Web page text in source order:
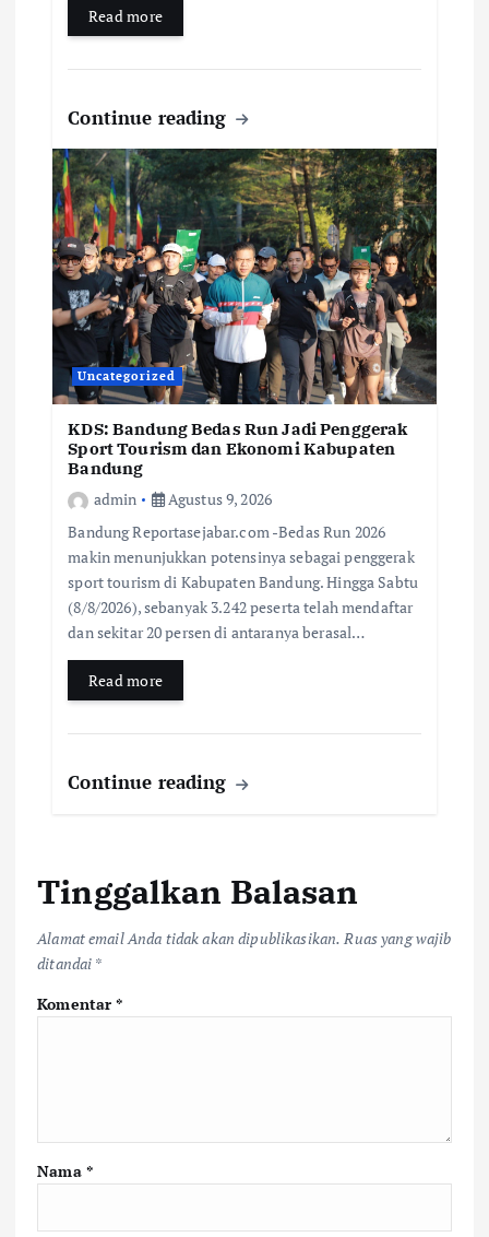
Read more
Continue reading
Uncategorized
KDS: Bandung Bedas Run Jadi Penggerak
Sport Tourism dan Ekonomi Kabupaten
Bandung
admin
Agustus 9, 2026
Bandung Reportasejabar.com -Bedas Run 2026
makin menunjukkan potensinya sebagai penggerak
sport tourism di Kabupaten Bandung. Hingga Sabtu
(8/8/2026), sebanyak 3.242 peserta telah mendaftar
dan sekitar 20 persen di antaranya berasal…
Read more
Continue reading
Tinggalkan Balasan
Alamat email Anda tidak akan dipublikasikan. Ruas yang wajib
ditandai *
Komentar*
Nama *